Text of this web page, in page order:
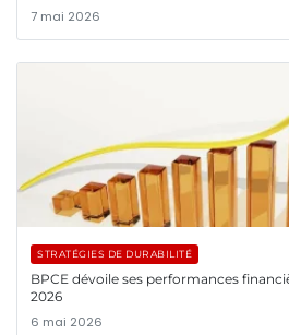
7 mai 2026
STRATÉGIES DE DURABILITÉ
BPCE dévoile ses performances
2026
6 mai 2026